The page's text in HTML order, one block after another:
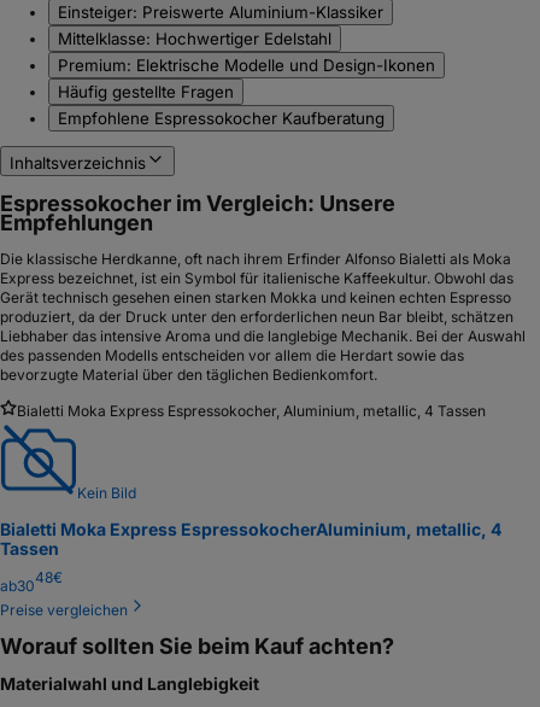
Einsteiger: Preiswerte Aluminium-Klassiker
Mittelklasse: Hochwertiger Edelstahl
Premium: Elektrische Modelle und Design-Ikonen
Häufig gestellte Fragen
Empfohlene Espressokocher Kaufberatung
Inhaltsverzeichnis
Espressokocher im Vergleich: Unsere
Empfehlungen
Die klassische Herdkanne, oft nach ihrem Erfinder Alfonso Bialetti als Moka
Express bezeichnet, ist ein Symbol für italienische Kaffeekultur. Obwohl das
Gerät technisch gesehen einen starken Mokka und keinen echten Espresso
produziert, da der Druck unter den erforderlichen neun Bar bleibt, schätzen
Liebhaber das intensive Aroma und die langlebige Mechanik. Bei der Auswahl
des passenden Modells entscheiden vor allem die Herdart sowie das
bevorzugte Material über den täglichen Bedienkomfort.
Bialetti Moka Express Espressokocher, Aluminium, metallic, 4 Tassen
Kein Bild
Bialetti Moka Express EspressokocherAluminium, metallic, 4
Tassen
ab3048€
Preise vergleichen
Worauf sollten Sie beim Kauf achten?
Materialwahl und Langlebigkeit